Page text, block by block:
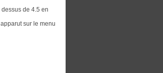
de 4.5 en
sur le menu